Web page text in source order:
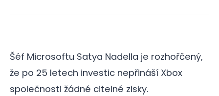
Šéf Microsoftu Satya Nadella je rozhořčený,
že po 25 letech investic nepřináší Xbox
společnosti žádné citelné zisky.